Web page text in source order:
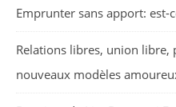
Emprunter sans apport: est-
Relations libres, union libre,
nouveaux modèles